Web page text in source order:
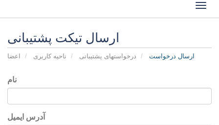
ارسال تیکت پشتیبانی
اعضا ناحیه کاربری درخواستهای پشتیبانی ارسال درخواست
نام
آدرس ایمیل